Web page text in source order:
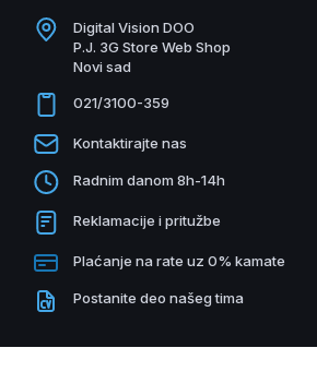
Digital Vision DOO
P.J. 3G Store Web Shop
Novi sad
021/3100-359
Kontaktirajte nas
Radnim danom 8h-14h
Reklamacije i pritužbe
Plaćanje na rate uz 0% kamate
Postanite deo našeg tima